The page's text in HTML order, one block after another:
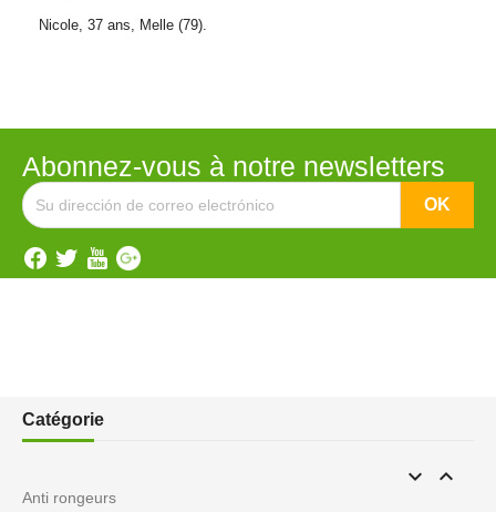
Nicole, 37 ans, Melle (79).
Abonnez-vous à notre newsletters
Catégorie
 
Anti rongeurs